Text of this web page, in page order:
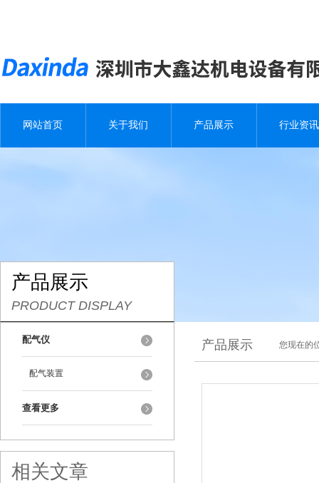
网站首页 关于我们 产品展示 行业资讯
产品展示
PRODUCT DISPLAY
配气仪
配气装置
查看更多
相关文章
产品展示 您现在的